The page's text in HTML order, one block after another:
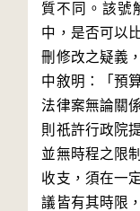
質不同。該號
中，是否可以
刪修改之疑義
中敘明：「預
法律案無論關
則祇許行政院
並無時程之限
收支，須在一
議皆有其時限